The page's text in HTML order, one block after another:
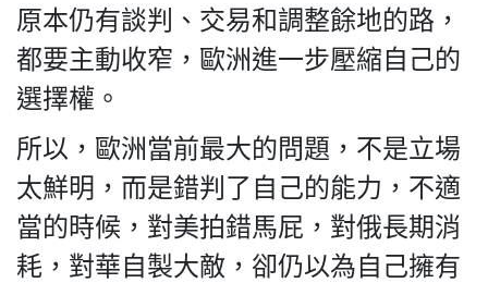
原本仍有談判、交易和調整餘地的路，
都要主動收窄，歐洲進一步壓縮自己的
選擇權。
所以，歐洲當前最大的問題，不是立場
太鮮明，而是錯判了自己的能力，不適
當的時候，對美拍錯馬屁，對俄長期消
耗，對華自製大敵，卻仍以為自己擁有